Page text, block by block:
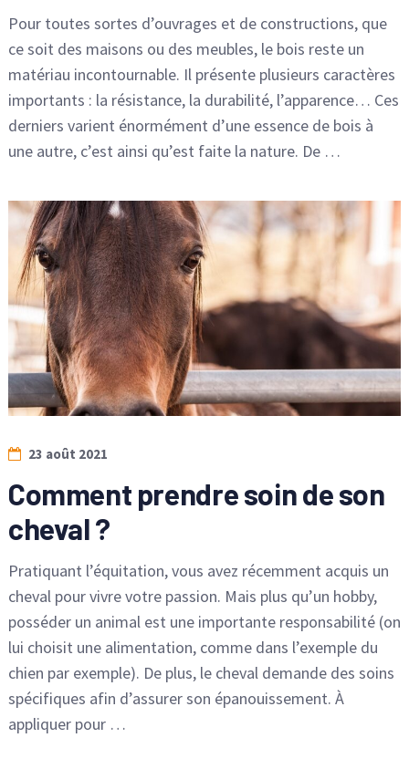
Pour toutes sortes d’ouvrages et de constructions, que
ce soit des maisons ou des meubles, le bois reste un
matériau incontournable. Il présente plusieurs caractères
importants : la résistance, la durabilité, l’apparence… Ces
derniers varient énormément d’une essence de bois à
une autre, c’est ainsi qu’est faite la nature. De …
23 août 2021
Comment prendre soin de son
cheval ?
Pratiquant l’équitation, vous avez récemment acquis un
cheval pour vivre votre passion. Mais plus qu’un hobby,
posséder un animal est une importante responsabilité (on
lui choisit une alimentation, comme dans l’exemple du
chien par exemple). De plus, le cheval demande des soins
spécifiques afin d’assurer son épanouissement. À
appliquer pour …